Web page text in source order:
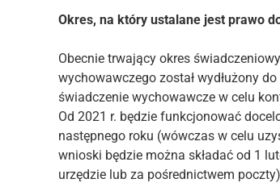
Okres, na który ustalane jest prawo
Obecnie trwający okres
wychowawczego został wydłużony
świadczenie wychowawcze w celu
Od 2021 r. będzie funkcjonować
następnego roku (wówczas w celu
wnioski będzie można składać od 1
urzędzie lub za pośrednictwem